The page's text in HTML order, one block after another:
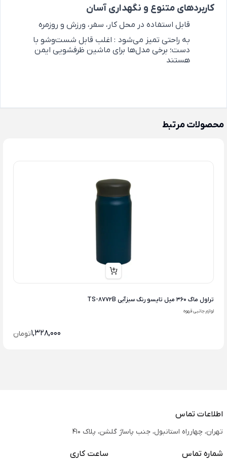
کاربردهای متنوع و نگهداری آسان
قابل استفاده در محل کار، سفر، ورزش و روزمره
به ‌راحتی تمیز می‌شود : اغلب قابل شست‌وشو با
دست؛ برخی مدل‌ها برای ماشین ظرفشویی ایمن
هستند
محصولات مرتبط
تراول ماگ 360 میل تایسو رنگ سبزآبی TS-8772B
لوازم جانبی قهوه
1,328,000تومان
اطلاعات تماس
تهران، چهارراه استانبول، جنب پاساژ گلشن، پلاک 410
شماره تماس ساعت کاری